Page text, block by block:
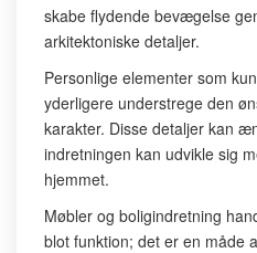
skabe flydende bevægelse
arkitektoniske detaljer.
Personlige elementer som
yderligere understrege den
karakter. Disse detaljer kan
indretningen kan udvikle sig
hjemmet.
Møbler og boligindretning
blot funktion; det er en måde